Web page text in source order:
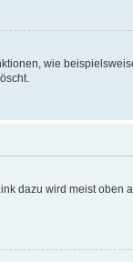
wie
dazu wird meist oben